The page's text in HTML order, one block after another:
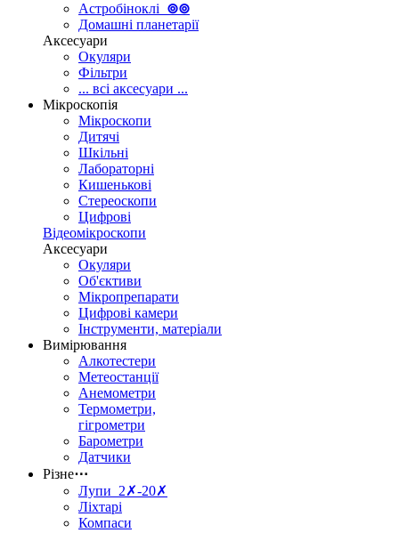
Астробіноклі ⊚⊚
Домашні планетарії
Аксесуари
Окуляри
Фільтри
... всі аксесуари ...
Мікроскопія
Мікроскопи
Дитячі
Шкільні
Лабораторні
Кишенькові
Стереоскопи
Цифрові
Відеомікроскопи
Аксесуари
Окуляри
Об'єктиви
Мікропрепарати
Цифрові камери
Інструменти, матеріали
Вимірювання
Алкотестери
Метеостанції
Анемометри
Термометри,
гігрометри
Барометри
Датчики
Різне⋯
Лупи 2✗-20✗
Ліхтарі
Компаси